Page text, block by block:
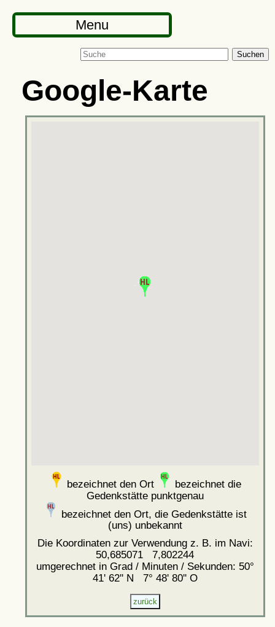
Menu
Suchen
Google-Karte
bezeichnet den Ort
bezeichnet die
Gedenkstätte punktgenau
bezeichnet den Ort, die Gedenkstätte ist
(uns) unbekannt
Die Koordinaten zur Verwendung z. B. im Navi:
50,685071 7,802244
umgerechnet in Grad / Minuten / Sekunden: 50°
41' 62'' N 7° 48' 80'' O